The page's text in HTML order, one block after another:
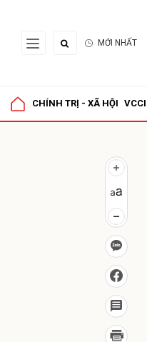
MỚI NHẤT
CHÍNH TRỊ - XÃ HỘI VCCI